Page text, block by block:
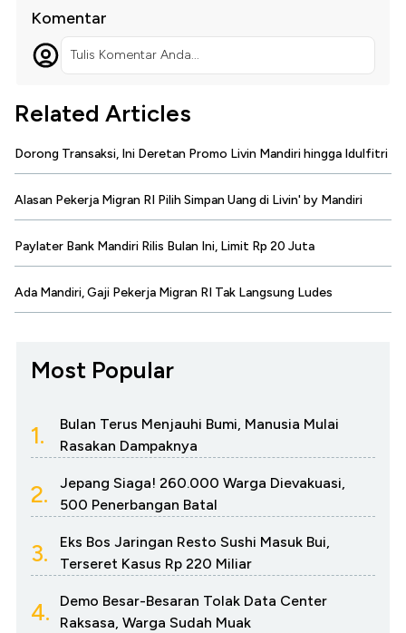
Komentar
Tulis Komentar Anda...
Related Articles
Dorong Transaksi, Ini Deretan Promo Livin Mandiri hingga Idulfitri
Alasan Pekerja Migran RI Pilih Simpan Uang di Livin' by Mandiri
Paylater Bank Mandiri Rilis Bulan Ini, Limit Rp 20 Juta
Ada Mandiri, Gaji Pekerja Migran RI Tak Langsung Ludes
Most Popular
1.
Bulan Terus Menjauhi Bumi, Manusia Mulai
Rasakan Dampaknya
2.
Jepang Siaga! 260.000 Warga Dievakuasi,
500 Penerbangan Batal
3.
Eks Bos Jaringan Resto Sushi Masuk Bui,
Terseret Kasus Rp 220 Miliar
4.
Demo Besar-Besaran Tolak Data Center
Raksasa, Warga Sudah Muak